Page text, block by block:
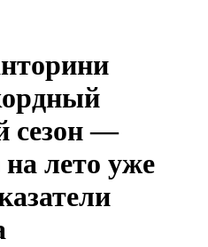
сезон —
лето уже